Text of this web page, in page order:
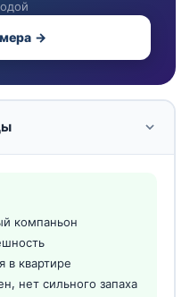
→
компаньон
в квартире
нет сильного запаха